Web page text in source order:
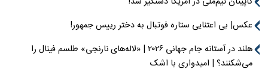
عکس| بی اعتنایی ستاره فوتبال به دختر رییس جمهور!
هلند در آستانه جام جهانی ۲۰۲۶ | «لاله‌های نارنجی» طلسم فینال را
می‌شکنند؟ | امیدواری با اشک